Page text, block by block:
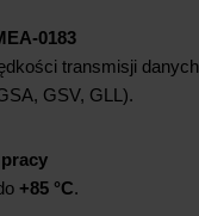
0183
transmisji
GSV, GLL).
+85 °C.